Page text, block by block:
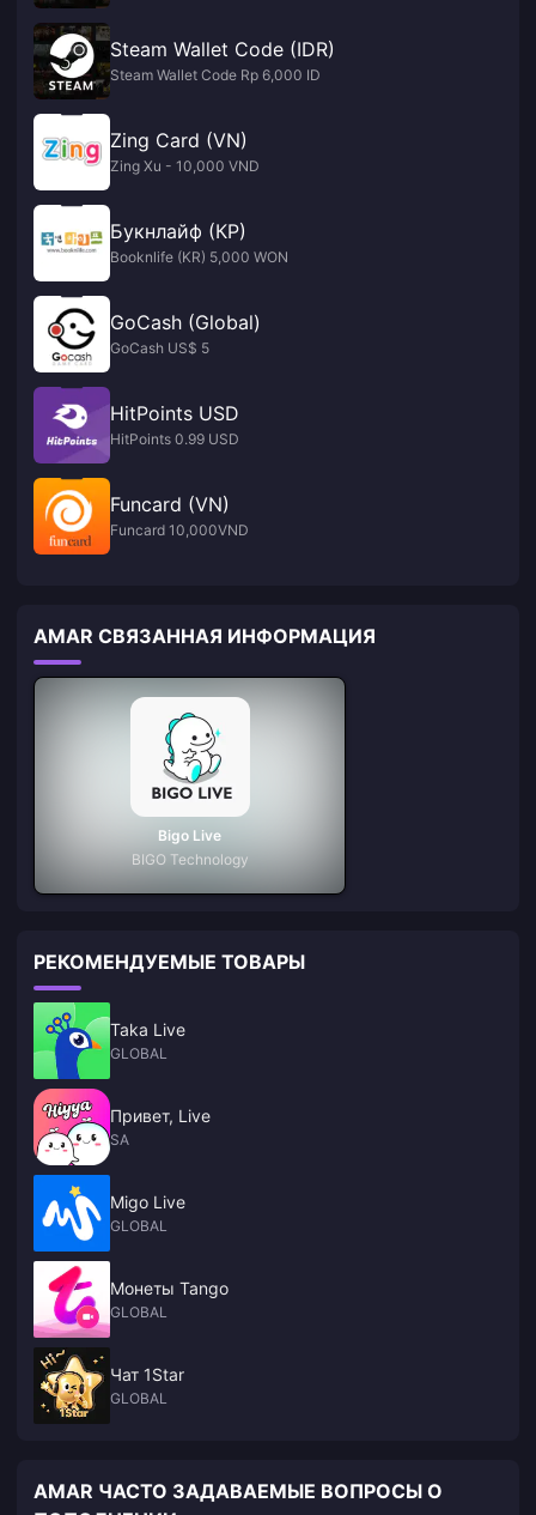
Steam Wallet Code (IDR)
Steam Wallet Code Rp 6,000 ID
Zing Card (VN)
Zing Xu - 10,000 VND
Букнлайф (КР)
Booknlife (KR) 5,000 WON
GoCash (Global)
GoCash US$ 5
HitPoints USD
HitPoints 0.99 USD
Funcard (VN)
Funcard 10,000VND
AMAR СВЯЗАННАЯ ИНФОРМАЦИЯ
Bigo Live
BIGO Technology
РЕКОМЕНДУЕМЫЕ ТОВАРЫ
Taka Live
GLOBAL
Привет, Live
SA
Migo Live
GLOBAL
Монеты Tango
GLOBAL
Чат 1Star
GLOBAL
AMAR ЧАСТО ЗАДАВАЕМЫЕ ВОПРОСЫ О